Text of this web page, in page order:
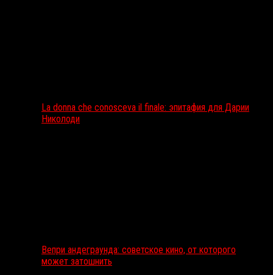
La donna che conosceva il finale: эпитафия для Дарии
Николоди
Вепри андеграунда: советское кино, от которого
может затошнить